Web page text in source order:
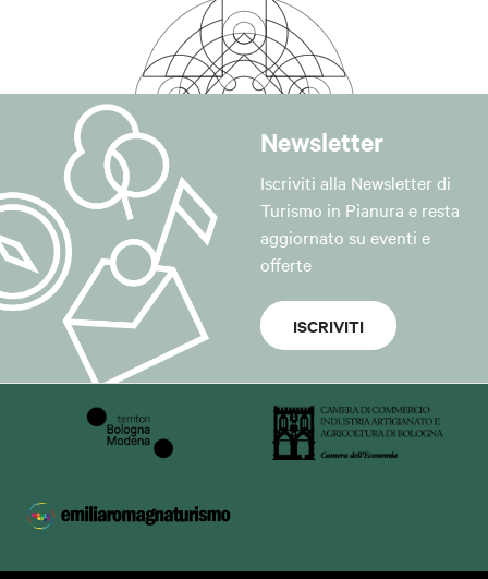
Newsletter
Iscriviti alla Newsletter di
Turismo in Pianura e resta
aggiornato su eventi e
offerte
ISCRIVITI